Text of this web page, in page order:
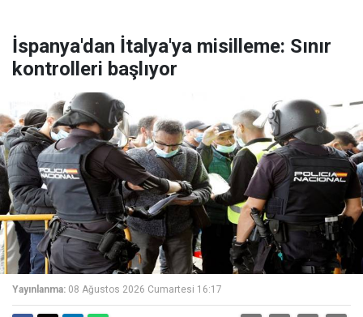
İspanya'dan İtalya'ya misilleme: Sınır
kontrolleri başlıyor
Yayınlanma: 08 Ağustos 2026 Cumartesi 16:17